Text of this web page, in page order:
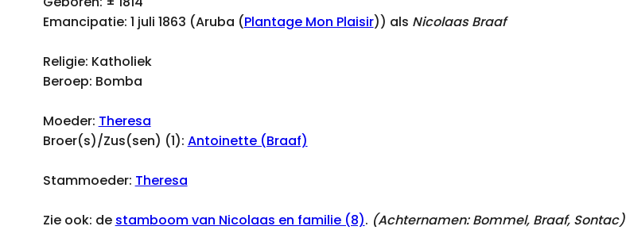
Emancipatie: 1 juli 1863 (Aruba (Plantage Mon Plaisir)) als Nicolaas Braaf
Religie: Katholiek
Beroep: Bomba
Moeder: Theresa
Broer(s)/Zus(sen) (1): Antoinette (Braaf)
Stammoeder: Theresa
Zie ook: de stamboom van Nicolaas en familie (8). (Achternamen:Bommel, Braaf, Sontac)